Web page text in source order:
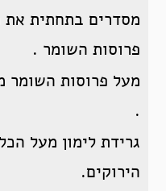
מסדרים בתחתית את
פרוסות השומר .
מעל פרוסות השומר
.
גרידת לימון מעל
הירוקים.